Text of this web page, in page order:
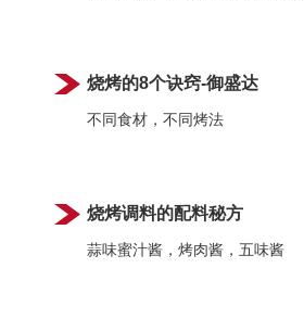
烧烤的8个诀窍-御盛达
不同食材，不同烤法
烧烤调料的配料秘方
蒜味蜜汁酱， 烤肉酱， 五味酱